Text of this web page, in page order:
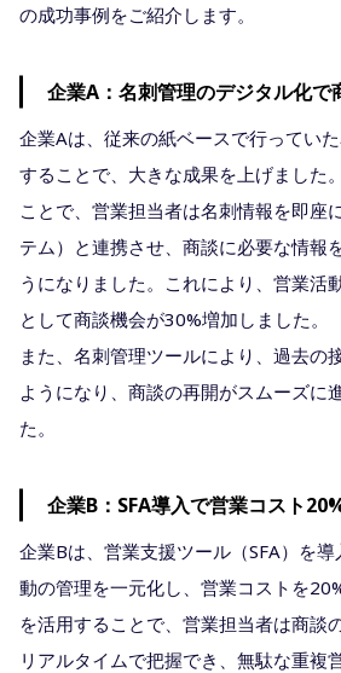
の成功事例をご紹介します。
企業A：名刺管理のデジタル化で
企業Aは、従来の紙ベースで行ってい
することで、大きな成果を上げました
ことで、営業担当者は名刺情報を即座
テム）と連携させ、商談に必要な情報
うになりました。これにより、営業活
として商談機会が30%増加しました。
また、名刺管理ツールにより、過去の
ようになり、商談の再開がスムーズに
た。
企業B：SFA導入で営業コスト
企業Bは、営業支援ツール（SFA）を
動の管理を一元化し、営業コストを
を活用することで、営業担当者は商談
リアルタイムで把握でき、無駄な重複